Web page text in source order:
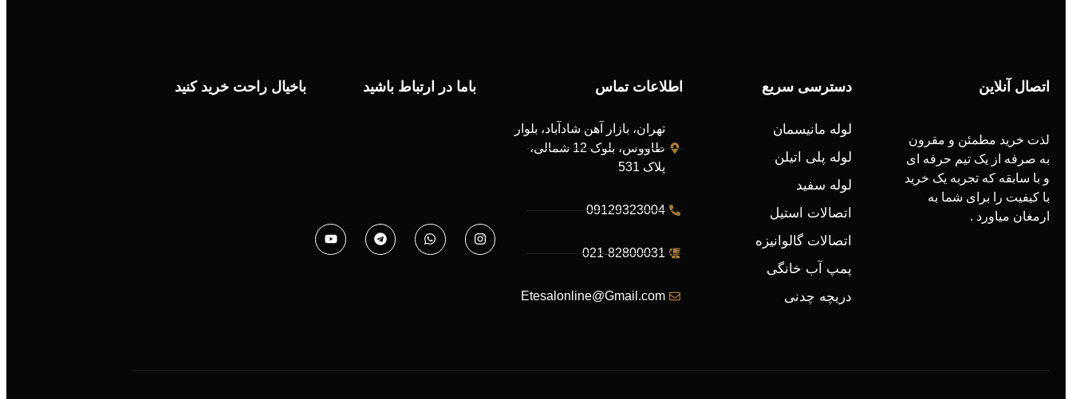
اتصال آنلاین
لذت خرید مطمئن و مقرون
به صرفه از یک تیم حرفه ای
و با سابقه که تجربه یک خرید
با کیفیت را برای شما به
ارمغان میاورد .
دسترسی سریع
لوله مانیسمان
لوله پلی اتیلن
لوله سفید
اتصالات استیل
اتصالات گالوانیزه
پمپ آب خانگی
دریچه چدنی
اطلاعات تماس
تهران، بازار آهن شادآباد، بلوار
طاووس، بلوک 12 شمالی،
پلاک 531
09129323004
021-82800031
Etesalonline@Gmail.com
باما در ارتباط باشید باخیال راحت خرید کنید